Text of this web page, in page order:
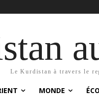
Le Kurdistan à travers le
MONDE